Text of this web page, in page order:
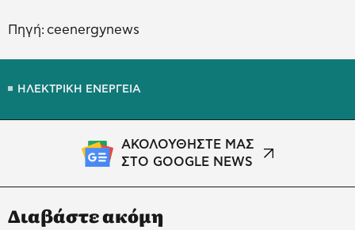
Πηγή: ceenergynews
ΗΛΕΚΤΡΙΚΗ ΕΝΕΡΓΕΙΑ
ΑΚΟΛΟΥΘΗΣΤΕ ΜΑΣ
ΣΤΟ GOOGLE NEWS
Διαβάστε ακόμη